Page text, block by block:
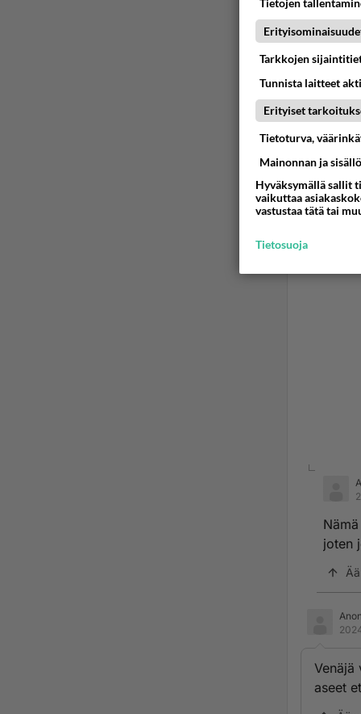
joten
Venäjä
aseet
Tietojen
Tarkkojen
Tunnista laitteet
Erityiset
Tietoturva,
Mainonnan ja
Hyväksymällä sallit
vaikuttaa
vastustaa tätä tai
Tietosuoja